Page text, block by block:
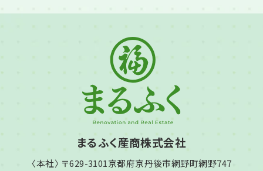
まるふく産商株式会社
〈本社〉 〒629-3101京都府京丹後市網野町網野747